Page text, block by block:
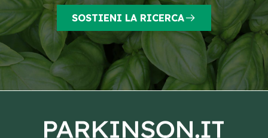
SOSTIENI LA RICERCA